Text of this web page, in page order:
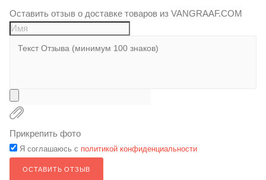
Оставить отзыв о доставке товаров из VANGRAAF.COM
Прикрепить фото
Я соглашаюсь с политикой конфиденциальности
ОСТАВИТЬ ОТЗЫВ